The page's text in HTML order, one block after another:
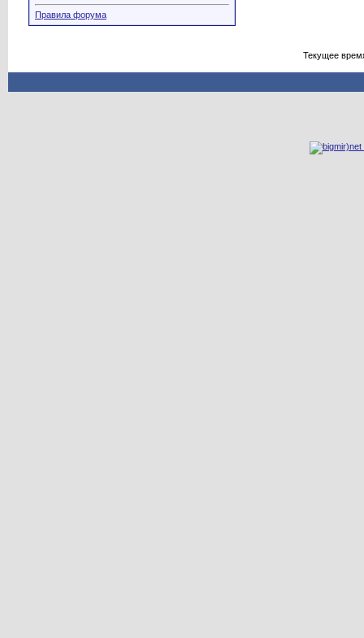
Правила форума
Текущее